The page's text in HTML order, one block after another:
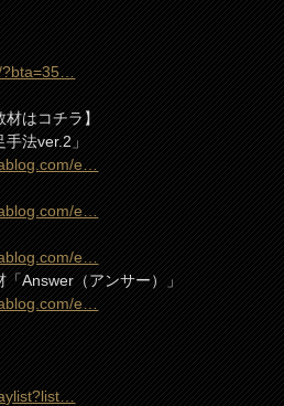
?bta=35…
材はコチラ】
手法ver.2」
e…
e…
e…
Answer（アンサー）」
e…